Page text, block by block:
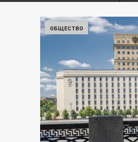
ОБЩЕСТВО